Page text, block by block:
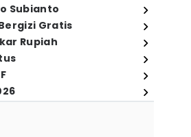
Subianto
Gratis
Rupiah